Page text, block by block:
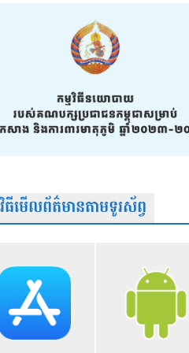
ធីមើលព័ត៌មានតាមទូរស័ព្វ